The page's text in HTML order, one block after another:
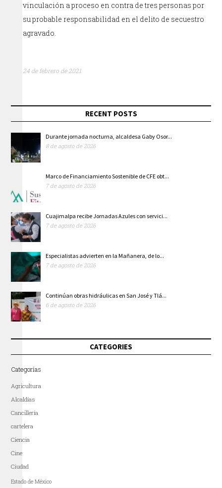
vinculación a proceso en contra de tres personas por
su probable responsabilidad en el delito de secuestro
agravado.
24 de febrero de 2021
RECENT POSTS
Durante jornada nocturna, alcaldesa Gaby Osor...
8 de agosto de 2026
Marco de Financiamiento Sostenible de CFE obt...
7 de agosto de 2026
Cuajimalpa recibe Jornadas Azules con servici...
7 de agosto de 2026
Especialistas advierten en la Mañanera, de lo...
7 de agosto de 2026
Continúan obras hidráulicas en San José y Tlá...
6 de agosto de 2026
CATEGORIES
Categorías
Agricultura
Alcaldías
Cancillería
cartelera
Ciencia
Cine
Ciudad
Estado de México